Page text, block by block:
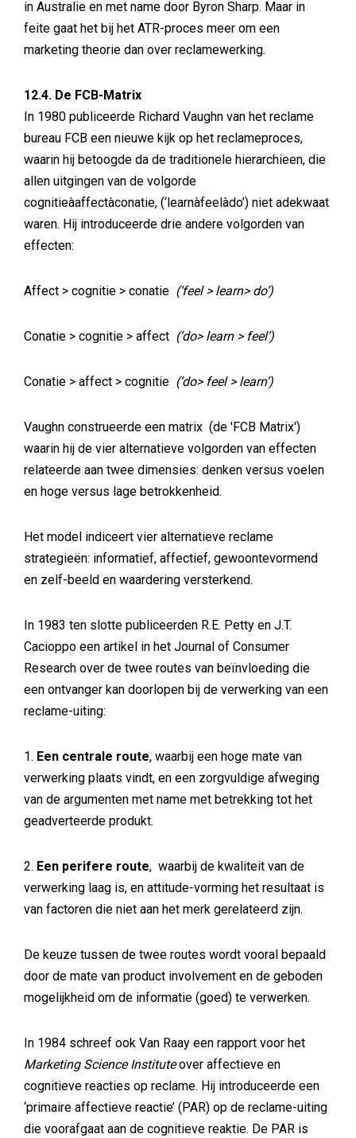
in Australie en met name door Byron Sharp. Maar in
feite gaat het bij het ATR-proces meer om een
marketing theorie dan over reclamewerking.
12.4. De FCB-Matrix
In 1980 publiceerde Richard Vaughn van het reclame
bureau FCB een nieuwe kijk op het reclameproces,
waarin hij betoogde da de traditionele hierarchieen, die
allen uitgingen van de volgorde
cognitieàaffectàconatie, (‘learnàfeelàdo’) niet adekwaat
waren. Hij introduceerde drie andere volgorden van
effecten:
Affect > cognitie > conatie (‘feel > learn> do’)
Conatie > cognitie > affect (‘do> learn > feel’)
Conatie > affect > cognitie (‘do> feel > learn’)
Vaughn construeerde een matrix (de 'FCB Matrix')
waarin hij de vier alternatieve volgorden van effecten
relateerde aan twee dimensies: denken versus voelen
en hoge versus lage betrokkenheid.
Het model indiceert vier alternatieve reclame
strategieën: informatief, affectief, gewoontevormend
en zelf-beeld en waardering versterkend.
In 1983 ten slotte publiceerden R.E. Petty en J.T.
Cacioppo een artikel in het Journal of Consumer
Research over de twee routes van beïnvloeding die
een ontvanger kan doorlopen bij de verwerking van een
reclame-uiting:
1. Een centrale route, waarbij een hoge mate van
verwerking plaats vindt, en een zorgvuldige afweging
van de argumenten met name met betrekking tot het
geadverteerde produkt.
2. Een perifere route, waarbij de kwaliteit van de
verwerking laag is, en attitude-vorming het resultaat is
van factoren die niet aan het merk gerelateerd zijn.
De keuze tussen de twee routes wordt vooral bepaald
door de mate van product involvement en de geboden
mogelijkheid om de informatie (goed) te verwerken.
In 1984 schreef ook Van Raay een rapport voor het
Marketing Science Instituteover affectieve en
cognitieve reacties op reclame. Hij introduceerde een
‘primaire affectieve reactie’ (PAR) op de reclame-uiting
die voorafgaat aan de cognitieve reaktie. De PAR is